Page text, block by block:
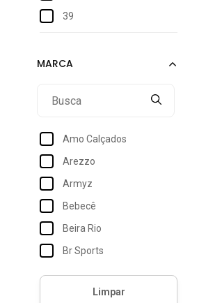
39
Amo Calçados
Arezzo
Armyz
Bebecê
Beira Rio
Br Sports
Cecconello
Domidona